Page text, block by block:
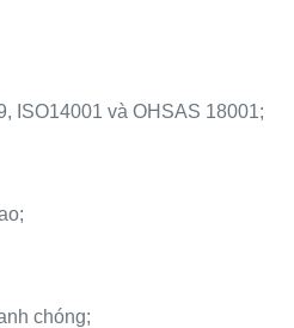
ISO14001 và OHSAS 18001;
chóng;